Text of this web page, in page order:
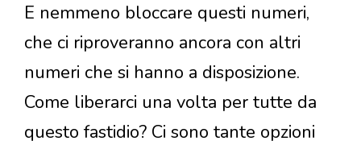
E nemmeno bloccare questi numeri,
che ci riproveranno ancora con altri
numeri che si hanno a disposizione.
Come liberarci una volta per tutte da
questo fastidio? Ci sono tante opzioni